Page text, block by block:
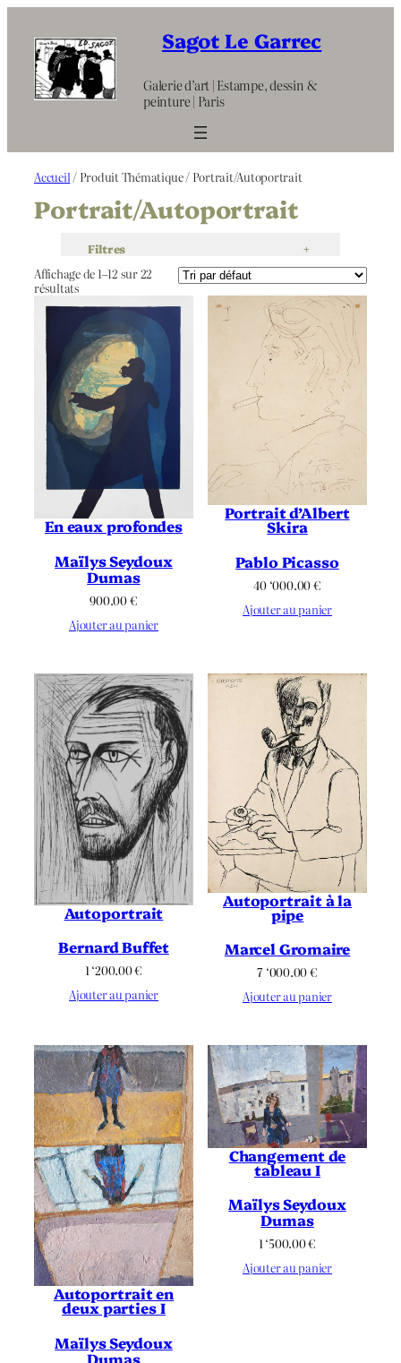
contenu
Sagot Le Garrec
Galerie d’art | Estampe, dessin &
peinture | Paris
Accueil / Produit Thématique / Portrait/Autoportrait
Portrait/Autoportrait
Filtres +
Affichage de 1–12 sur 22
résultats
En eaux profondes
Maïlys Seydoux
Dumas
900.00€
Ajouter au panier
Portrait d’Albert
Skira
Pablo Picasso
40 ‘000.00€
Ajouter au panier
Autoportrait
Bernard Buffet
1 ‘200.00€
Ajouter au panier
Autoportrait à la
pipe
Marcel Gromaire
7 ‘000.00€
Ajouter au panier
Autoportrait en
deux parties I
Maïlys Seydoux
Dumas
Changement de
tableau I
Maïlys Seydoux
Dumas
1 ‘500.00€
Ajouter au panier